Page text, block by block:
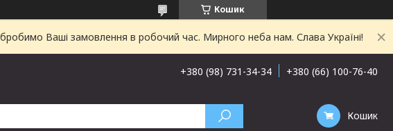
Кошик
Ваші замовлення в робочий час. Мирного неба нам. Слава Україні!
+380 (98) 731-34-34 +380 (66) 100-76-40
Кошик